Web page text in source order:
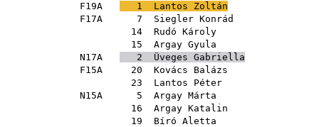
F19A
1
Lantos Zoltán
F17A 7
Siegler Konrád
14
Rudó Károly
15
Argay Gyula
N17A
2
Üveges Gabriella
F15A 20
Kovács Balázs
23
Lantos Péter
N15A 5
Argay Márta
16
Argay Katalin
19
Bíró Aletta